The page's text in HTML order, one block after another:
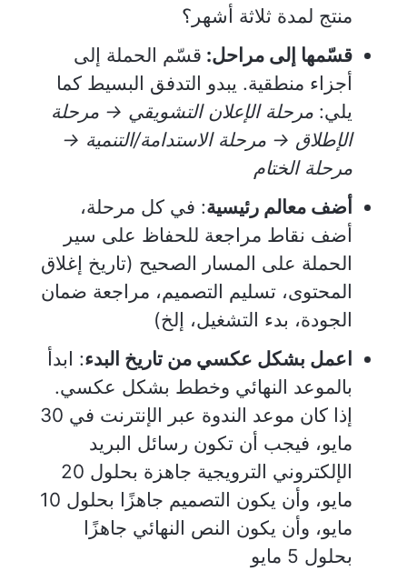
منتج لمدة ثلاثة أشهر؟
قسّمها إلى مراحل: قسّم الحملة إلى
أجزاء منطقية. يبدو التدفق البسيط كما
يلي: مرحلة الإعلان التشويقي → مرحلة
الإطلاق → مرحلة الاستدامة/التنمية →
مرحلة الختام
أضف معالم رئيسية: في كل مرحلة،
أضف نقاط مراجعة للحفاظ على سير
الحملة على المسار الصحيح (تاريخ إغلاق
المحتوى، تسليم التصميم، مراجعة ضمان
الجودة، بدء التشغيل، إلخ)
اعمل بشكل عكسي من تاريخ البدء: ابدأ
بالموعد النهائي وخطط بشكل عكسي.
إذا كان موعد الندوة عبر الإنترنت في 30
مايو، فيجب أن تكون رسائل البريد
الإلكتروني الترويجية جاهزة بحلول 20
مايو، وأن يكون التصميم جاهزًا بحلول 10
مايو، وأن يكون النص النهائي جاهزًا
بحلول 5 مايو